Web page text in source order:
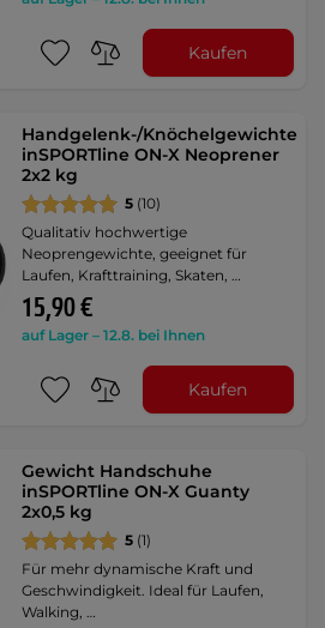
Kaufen
Handgelenk-/Knöchelgewichte
inSPORTline ON-X Neoprener
2x2 kg
5 (10)
Qualitativ hochwertige
Neoprengewichte, geeignet für
Laufen, Krafttraining, Skaten, …
15,90 €
auf Lager – 12.8. bei Ihnen
Kaufen
Gewicht Handschuhe
inSPORTline ON-X Guanty
2x0,5 kg
5 (1)
Für mehr dynamische Kraft und
Geschwindigkeit. Ideal für Laufen,
Walking, …